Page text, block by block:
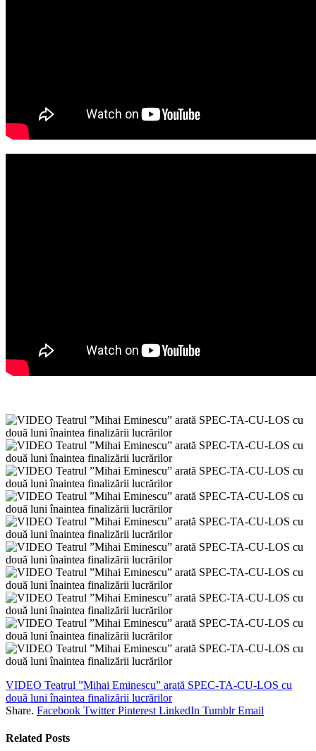
VIDEO Teatrul ”Mihai Eminescu” arată SPEC-TA-CU-LOS cu
două luni înaintea finalizării lucrărilor
Share. Facebook Twitter Pinterest LinkedIn Tumblr Email
Related Posts